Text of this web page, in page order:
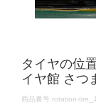
タイヤの位
イヤ館 さつ
DETAILS
商品番号 rotation-